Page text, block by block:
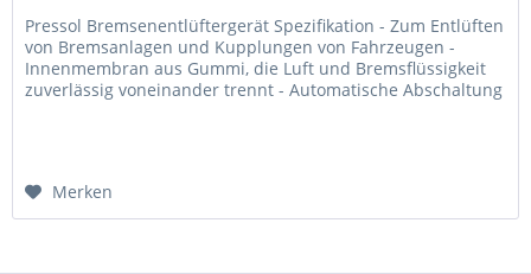
Pressol Bremsenentlüftergerät Spezifikation - Zum Entlüften
von Bremsanlagen und Kupplungen von Fahrzeugen -
Innenmembran aus Gummi, die Luft und Bremsflüssigkeit
zuverlässig voneinander trennt - Automatische Abschaltung
Merken